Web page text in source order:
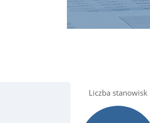
Liczba stanowisk